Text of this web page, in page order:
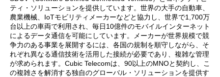
ティ・ソリューションを提供しています。世界の大手の自動車、
農業機械、IoTモビリティメーカーなどと協力し、世界で1,700万
台以上の車両で利用され、毎日10億件のモバイルインターネット
によるデータ通信を可能にしています。メーカーが世界規模で競
争力のある事業を展開するには、各国の規制を順守しながら、そ
れぞれ異なる通信技術を活用した接続が必要であり、複雑な管理
が求められます。Cubic Telecomは、90以上のMNOと契約し、こ
の複雑さを解消する独自のグローバル・ソリューションを提供す